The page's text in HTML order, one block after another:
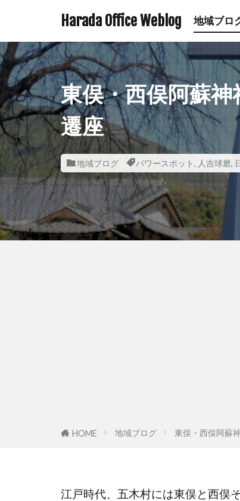
Harada Office Weblog 地域ブロ
アニメ
ミステ
珍スポ
遺構探
鉄道関
ダムの
鹿児島
宮崎の
熊本の
東俣・西俣阿蘇
遷座
地域ブログ パワースポット, 人吉球磨,
HOME 地域ブログ 東俣・西俣阿蘇
江戸時代、五木村には東俣と西俣